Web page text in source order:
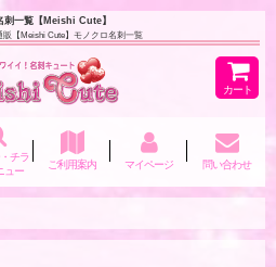
刺一覧【Meishi Cute】
【Meishi Cute】モノクロ名刺一覧
カート
チラ
ュー
ご利用案内 マイページ 問い合わせ